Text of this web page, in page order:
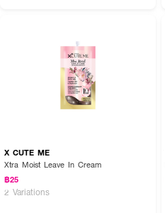
X CUTE ME
Xtra Moist Leave In Cream
฿25
2 Variations